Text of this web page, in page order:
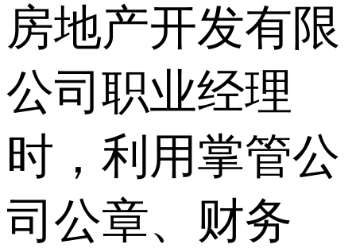
房地产开发有限
公司职业经理
时，利用掌管公
司公章、财务